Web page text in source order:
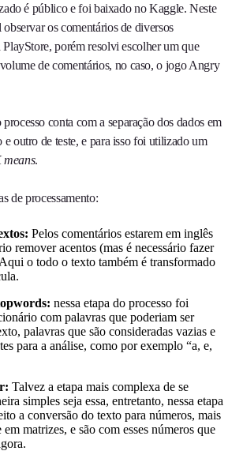
é público e foi baixado no Kaggle. Neste
observar os comentários de diversos
porém resolvi escolher um que
de comentários, no caso, o jogo Angry
conta com a separação dos dados em
e outro de teste, e para isso foi utilizado um
means.
de processamento:
Pelos comentários estarem em inglês
remover acentos (mas é necessário fazer
o todo o texto também é transformado
nessa etapa do processo foi
com palavras que poderiam ser
palavras que são consideradas vazias e
para a análise, como por exemplo “a, e,
Talvez a etapa mais complexa de se
simples seja essa, entretanto, nessa etapa
a conversão do texto para números, mais
matrizes, e são com esses números que